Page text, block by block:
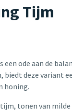
Tijm
ode aan de
biedt deze variant
honing.
tonen van